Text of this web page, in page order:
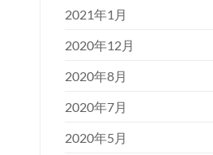
2021年1月
2020年12月
2020年8月
2020年7月
2020年5月